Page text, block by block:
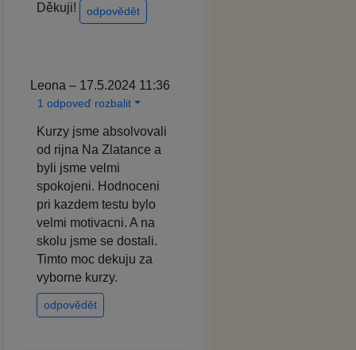
Děkuji!
odpovědět
Leona – 17.5.2024 11:36
1 odpoveď rozbalit
Kurzy jsme absolvovali
od rijna Na Zlatance a
byli jsme velmi
spokojeni. Hodnoceni
pri kazdem testu bylo
velmi motivacni. A na
skolu jsme se dostali.
Timto moc dekuju za
vyborne kurzy.
odpovědět